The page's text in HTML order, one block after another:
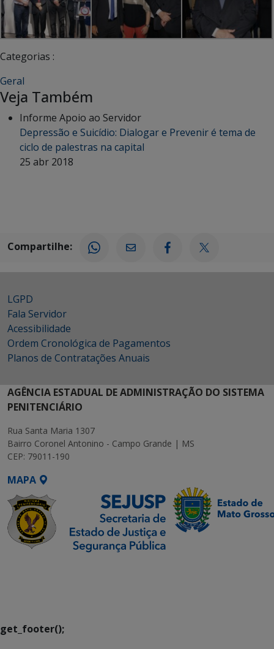
Categorias :
Geral
Veja Também
Informe Apoio ao Servidor
Depressão e Suicídio: Dialogar e Prevenir é tema de
ciclo de palestras na capital
25 abr 2018
Compartilhe:
LGPD
Fala Servidor
Acessibilidade
Ordem Cronológica de Pagamentos
Planos de Contratações Anuais
AGÊNCIA ESTADUAL DE ADMINISTRAÇÃO DO SISTEMA
PENITENCIÁRIO
Rua Santa Maria 1307
Bairro Coronel Antonino - Campo Grande | MS
CEP: 79011-190
MAPA
get_footer();